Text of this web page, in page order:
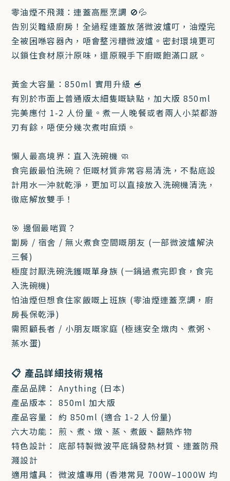
零油煙不飛濺：連蓋高壓烹調 🚫💦
告別災難級廚房！全過程連蓋放落微波爐叮，油煙完
全被困喺容器內，唔會整污糟微波爐。密封環境更可
以鎖住食材原汁原味，還原親手下廚嘅飽滿口感。
黃金大容量：850ml 實用升級 🥣
有別於市面上普通版太細隻嘅缺點，加大版 850ml
完美應付 1-2 人份量。煮一人晚餐或者兩人小菜都游
刃有餘，唔使分幾次煮咁麻煩。
懶人最高境界：直入洗碗機 🧼
食完飯最怕洗碗？佢嘅材質非常容易清洗，不黏底設
計用水一沖就乾淨，更加可以直接放入洗碗機清洗，
徹底解放雙手！
🎯 邊個最啱買？
劏房 / 宿舍 / 無火煮食空間嘅朋友 (一部微波爐解決
三餐)
極度討厭洗碗洗鑊嘅單身族 (一鍋過煮完即食，食完
入洗碗機)
怕油煙但想食住家飯嘅上班族 (零油煙連蓋烹調，廚
房長保乾淨)
需照顧長者 / 小朋友嘅家庭 (極速安全燉肉、煮粥、
蒸水蛋)
📋 產品詳細技術規格
產品品牌： Anything (日本)
產品版本： 850ml 加大版
產品容量： 約 850ml (適合 1-2 人份量)
六大功能： 煎、煮、燉、蒸、煮飯、翻熱炸物
特色設計： 底部特製微波平底鍋發熱材質、連蓋防飛
濺設計
適用爐具： 微波爐專用 (香港常見 700W–1000W 均